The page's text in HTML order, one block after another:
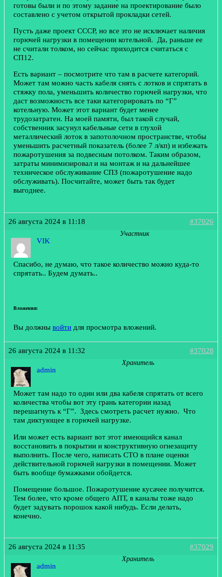
готовы были и по этому задание на проектирование было
составлено с учетом открытой прокладки сетей.
Пусть даже проект СССР, но все это не исключает наличия
горючей нагрузки в помещении котельной. Да, раньше ее
не считали толком, но сейчас приходится считаться с
СП12.
Есть вариант – посмотрите что там в расчете категорий.
Может там можно часть кабеля снять с лотков и спрятать в
стяжку пола, уменьшить количество горючей нагрузки, что
даст возможность все таки категорировать по “Г”
котельную. Может этот вариант будет менее
трудозатратен. На моей памяти, был такой случай,
собственник засунул кабельные сети в глухой
металлический лоток в запотолочном пространстве, чтобы
уменьшить расчетный показатель (более 7 л/кп) и избежать
пожаротушения за подвесным потолком. Таким образом,
затраты минимизировал и на монтаж и на дальнейшее
техническое обслуживание СПЗ (пожаротушение надо
обслуживать). Посчитайте, может быть так будет
выгоднее.
26 августа 2024 в 11:18 #37026
VIK
Участник
Спасибо, не думаю, что такое количество можно куда-то
спрятать.. Будем думать..
Вложения:
Вы должны войти для просмотра вложений.
26 августа 2024 в 11:32 #37028
admin
Хранитель
Может там надо то один или два кабеля спрятать от всего
количества чтобы вот эту грань категории назад
перешагнуть к “Г”. Здесь смотреть расчет нужно. Что
там диктующее в горючей нагрузке.
Или может есть вариант вот этот имеющийся канал
восстановить в покрытии и конструктивную огнезащиту
выполнить. После чего, написать СТО в плане оценки
действительной горючей нагрузки в помещении. Может
быть вообще бумажками обойдется.
Помещение большое. Пожаротушение кусачее получится.
Тем более, что кроме общего АПТ, в каналы тоже надо
будет задувать порошок какой нибудь. Если делать,
конечно.
26 августа 2024 в 11:35 #37029
admin
Хранитель